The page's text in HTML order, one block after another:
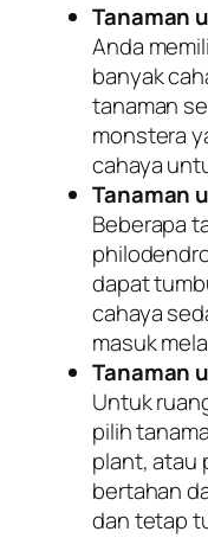
Tanaman
Anda
banyak
tanaman
monstera
cahaya
Tanaman
Beberapa
dapat
cahaya
masuk
Tanaman
Untuk
pilih
plant, atau
bertahan
dan tetap